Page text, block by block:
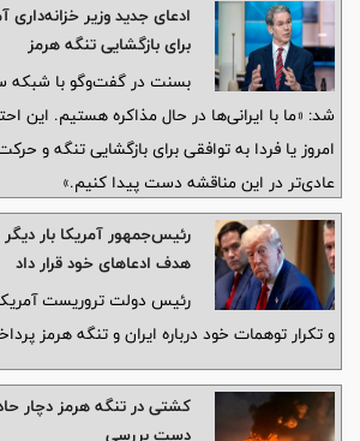
ادعای جدید وزیر
برای بازگشایی تنگه هرمز
بسنت در گفت‌وگو با
شد: «ما با ایرانی‌ها در حال مذاکره هستیم. این
امروز یا فردا به توافقی برای بازگشایی تنگه و
عادی‌تر در این مناقشه دست پیدا کنیم.»
رئیس‌جمهور آمریکا بار دیگر
هدف ادعاهای خود قرار داد
رئیس دولت تروریست
و تکرار توهمات خود درباره ایران و تنگه هرمز
کشتی در تنگه هرمز دچار
دست بررسی